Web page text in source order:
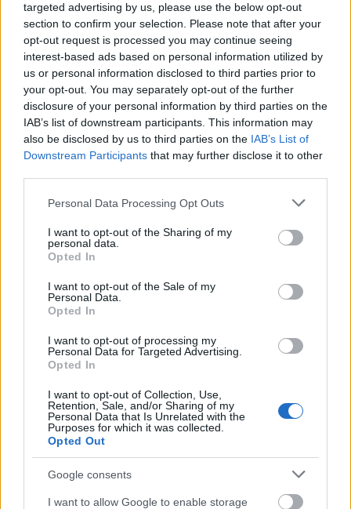
targeted advertising by us, please use the below opt-out
section to confirm your selection. Please note that after your
opt-out request is processed you may continue seeing
interest-based ads based on personal information utilized by
us or personal information disclosed to third parties prior to
your opt-out. You may separately opt-out of the further
disclosure of your personal information by third parties on the
IAB’s list of downstream participants. This information may
also be disclosed by us to third parties on the IAB’s List of
Downstream Participants that may further disclose it to other
Please note that this website/app uses one or more Google
not limited to your visit or usage behaviour. You may click to
grant or deny consent to Google and its third-party tags to
use your data for below specified purposes in below Google
consent section.
Personal Data Processing Opt Outs
I want to opt-out of the Sharing of my
personal data.
Opted In
I want to opt-out of the Sale of my
Personal Data.
Opted In
I want to opt-out of processing my
Personal Data for Targeted Advertising.
Opted In
I want to opt-out of Collection, Use,
Retention, Sale, and/or Sharing of my
Personal Data that Is Unrelated with the
Purposes for which it was collected.
Opted Out
Google consents
I want to allow Google to enable storage
Τουρισμός για Ολους 2026: Τα SOS για να κερδίσετε το
Το Minecraft έρχεται στο Nintendo Switch 2 όπως δεν το
έχετε ξαναδεί